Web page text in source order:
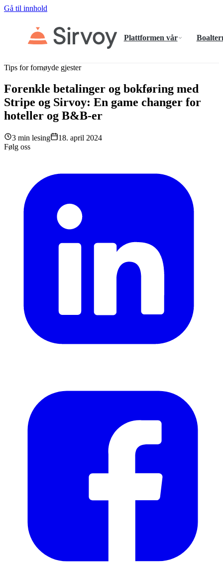
Gå til innhold
Plattformen vår
Tips for fornøyde gjester
Forenkle betalinger og bokføring med
Stripe og Sirvoy: En game changer for
hoteller og B&B-er
3 min lesing
18. april 2024
Følg oss